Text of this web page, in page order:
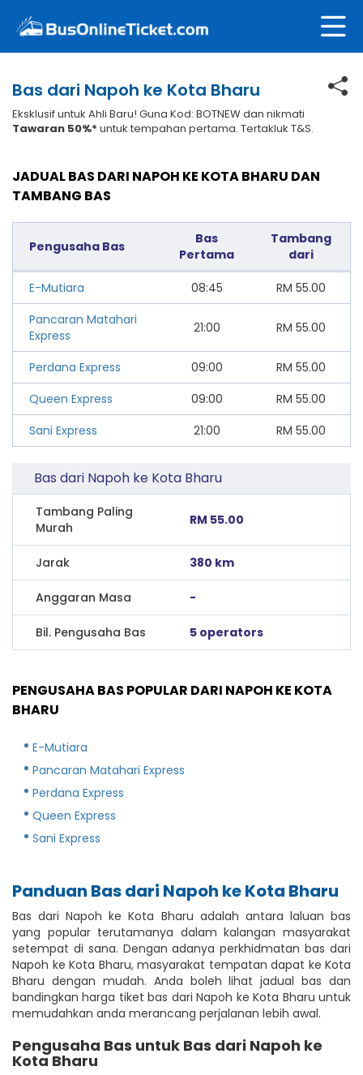
Bas dari Napoh ke Kota Bharu
Eksklusif untuk Ahli Baru! Guna Kod: BOTNEW dan nikmati
Tawaran 50%* untuk tempahan pertama. Tertakluk T&S.
JADUAL BAS DARI NAPOH KE KOTA BHARU DAN
TAMBANG BAS
Pengusaha Bas
Bas
Pertama
Tambang
dari
E-Mutiara 08:45 RM 55.00
Pancaran Matahari
Express
21:00 RM 55.00
Perdana Express 09:00 RM 55.00
Queen Express
09:00 RM 55.00
Sani Express
21:00 RM 55.00
Bas dari Napoh ke Kota Bharu
Tambang Paling
Murah
RM 55.00
Jarak 380 km
Anggaran Masa -
Bil. Pengusaha Bas 5 operators
PENGUSAHA BAS POPULAR DARI NAPOH KE KOTA
BHARU
E-Mutiara
Pancaran Matahari Express
Perdana Express
Queen Express
Sani Express
Panduan Bas dari Napoh ke Kota Bharu
Bas dari Napoh ke Kota Bharu adalah antara laluan bas
yang popular terutamanya dalam kalangan masyarakat
setempat di sana. Dengan adanya perkhidmatan bas dari
Napoh ke Kota Bharu, masyarakat tempatan dapat ke Kota
Bharu dengan mudah. Anda boleh lihat jadual bas dan
bandingkan harga tiket bas dari Napoh ke Kota Bharu untuk
memudahkan anda merancang perjalanan lebih awal.
Pengusaha Bas untuk Bas dari Napoh ke
Kota Bharu